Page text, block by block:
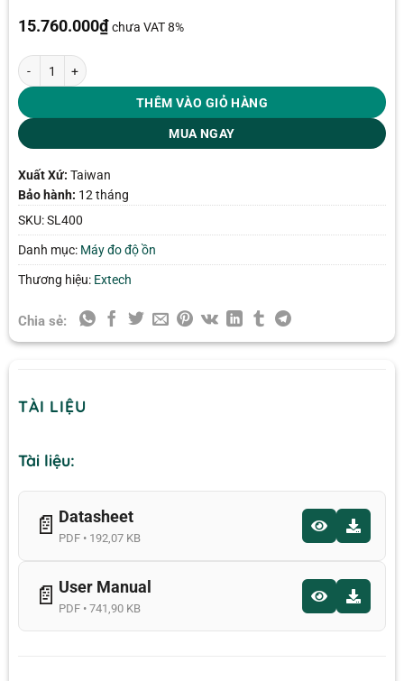
15.760.000₫ chưa VAT 8%
Máy đo độ ồn Extech SL400 số lượng
THÊM VÀO GIỎ HÀNG
MUA NGAY
Xuất Xứ: Taiwan
Bảo hành: 12 tháng
SKU:SL400
Danh mục: Máy đo độ ồn
Thương hiệu: Extech
Chia sẻ:
TÀI LIỆU
Tài liệu:
📄 Datasheet
PDF • 192,07 KB
📄 User Manual
PDF • 741,90 KB